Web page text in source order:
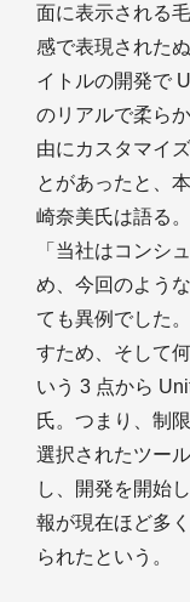
面に表示される
感で表現された
イトルの開発で
のリアルで柔ら
由にカスタマイ
とがあったと、
崎奈美氏は語る。
「当社はコンシ
め、今回のよう
ても異例でした
すため、そして
いう 3 点から
氏。つまり、制
選択されたツー
し、開発を開始
報が現在ほど多
られたという。